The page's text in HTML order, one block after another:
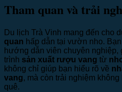
Tham quan và trải
Du lịch Trà Vinh mang đến cho
quan hấp dẫn tại vườn nho.
hướng dẫn viên chuyên nghiệp,
trình sản xuất rượu vang từ
không chỉ giúp bạn hiểu rõ về
vang, mà còn trải nghiệm
quê.